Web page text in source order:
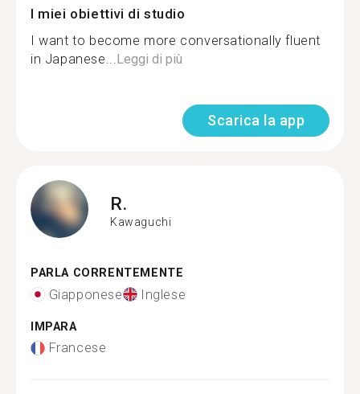
I miei obiettivi di studio
I want to become more conversationally fluent
in Japanese...Leggi di più
Scarica la app
R.
Kawaguchi
PARLA CORRENTEMENTE
Giapponese Inglese
IMPARA
Francese